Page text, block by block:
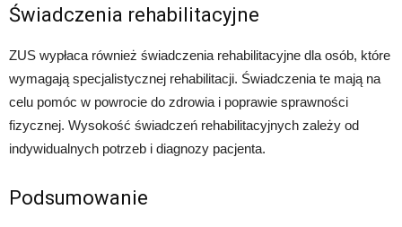
Świadczenia rehabilitacyjne
ZUS wypłaca również świadczenia rehabilitacyjne dla osób, które
wymagają specjalistycznej rehabilitacji. Świadczenia te mają na
celu pomóc w powrocie do zdrowia i poprawie sprawności
fizycznej. Wysokość świadczeń rehabilitacyjnych zależy od
indywidualnych potrzeb i diagnozy pacjenta.
Podsumowanie